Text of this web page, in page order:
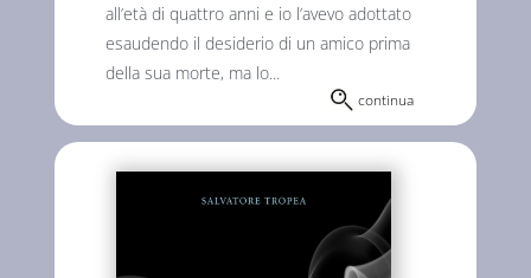
all’età di quattro anni e io l’avevo adottato
esaudendo il desiderio di un amico prima
della sua morte, ma lo...
continua